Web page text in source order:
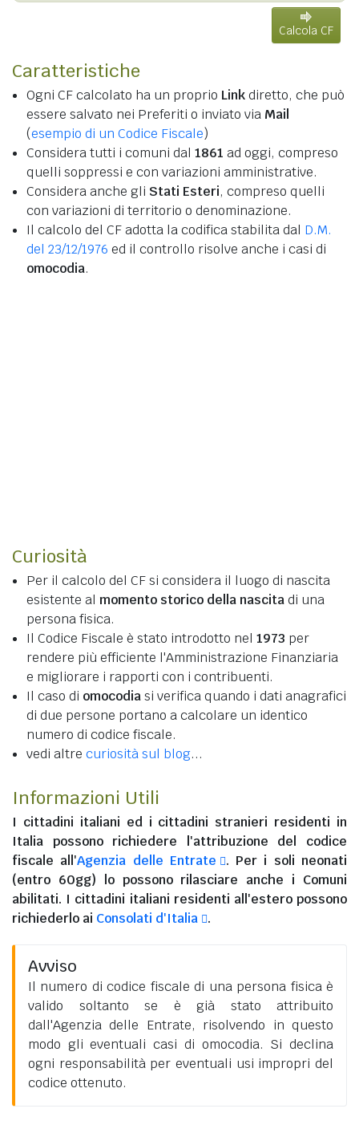
Calcola CF
Caratteristiche
Ogni CF calcolato ha un proprio Linkdiretto, che può
essere salvato nei Preferiti o inviato via Mail
(esempio di un Codice Fiscale)
Considera tutti i comuni dal 1861 ad oggi, compreso
quelli soppressi e con variazioni amministrative.
Considera anche gli Stati Esteri, compreso quelli
con variazioni di territorio o denominazione.
Il calcolo del CF adotta la codifica stabilita dal D.M.
del 23/12/1976 ed il controllo risolve anche i casi di
omocodia.
Curiosità
Per il calcolo del CF si considera il luogo di nascita
esistente al momento storico della nascitadi una
persona fisica.
Il Codice Fiscale è stato introdotto nel 1973 per
rendere più efficiente l'Amministrazione Finanziaria
e migliorare i rapporti con i contribuenti.
Il caso di omocodiasi verifica quando i dati anagrafici
di due persone portano a calcolare un identico
numero di codice fiscale.
vedi altre curiosità sul blog...
Informazioni Utili
I cittadini italiani ed i cittadini stranieri residenti in
Italia possono richiedere l'attribuzione del codice
fiscale all'Agenzia delle Entrate
. Per i soli neonati
(entro 60gg) lo possono rilasciare anche i Comuni
abilitati. I cittadini italiani residenti all'esteropossono
richiederlo ai Consolati d'Italia .
Avviso
Il numero di codice fiscale di una persona fisica è
valido soltanto se è già stato attribuito
dall'Agenzia delle Entrate, risolvendo in questo
modo gli eventuali casi di omocodia. Si declina
ogni responsabilità per eventuali usi impropri del
codice ottenuto.